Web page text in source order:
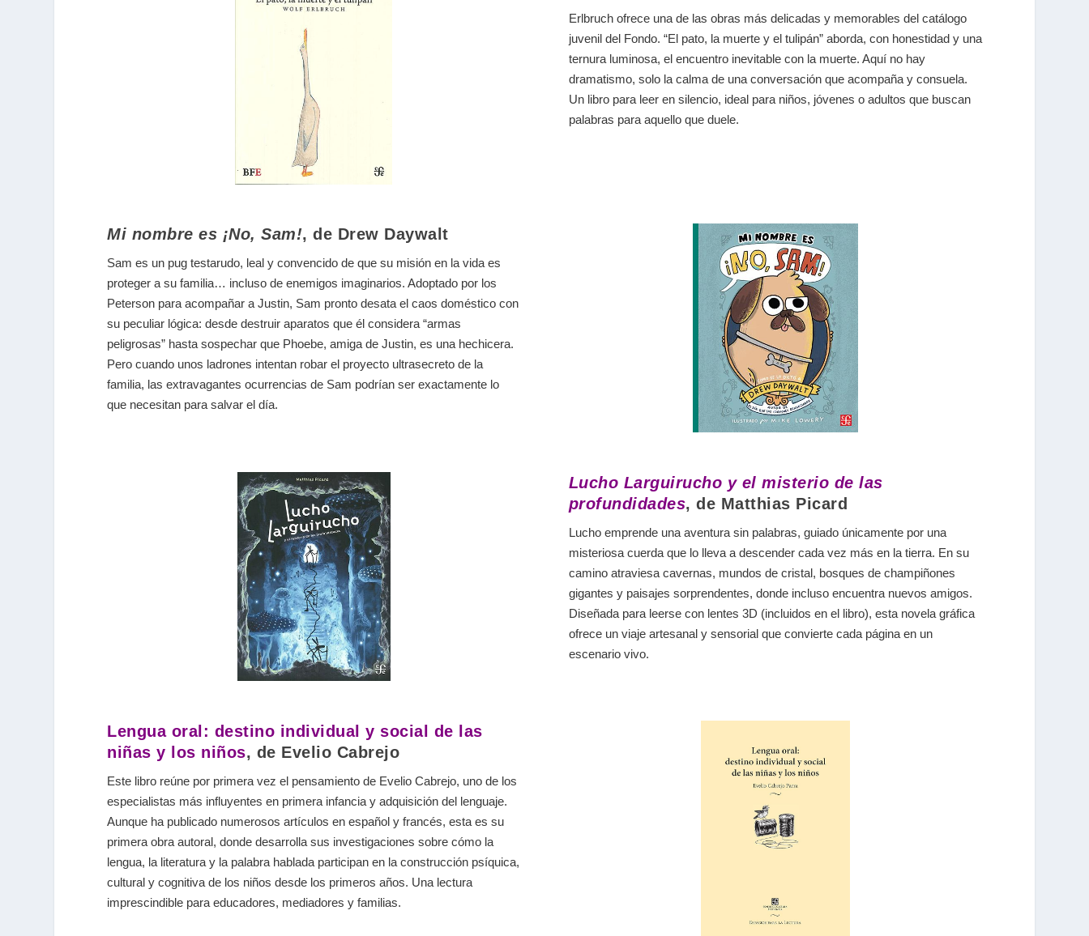
Erlbruch ofrece una de las obras más delicadas y memorables del catálogo
juvenil del Fondo. “El pato, la muerte y el tulipán” aborda, con honestidad y una
ternura luminosa, el encuentro inevitable con la muerte. Aquí no hay
dramatismo, solo la calma de una conversación que acompaña y consuela.
Un libro para leer en silencio, ideal para niños, jóvenes o adultos que buscan
palabras para aquello que duele.
Mi nombre es ¡No, Sam!, de Drew Daywalt
Sam es un pug testarudo, leal y convencido de que su misión en la vida es
proteger a su familia… incluso de enemigos imaginarios. Adoptado por los
Peterson para acompañar a Justin, Sam pronto desata el caos doméstico con
su peculiar lógica: desde destruir aparatos que él considera “armas
peligrosas” hasta sospechar que Phoebe, amiga de Justin, es una hechicera.
Pero cuando unos ladrones intentan robar el proyecto ultrasecreto de la
familia, las extravagantes ocurrencias de Sam podrían ser exactamente lo
que necesitan para salvar el día.
Lucho Larguirucho y el misterio de las
profundidades, de Matthias Picard
Lucho emprende una aventura sin palabras, guiado únicamente por una
misteriosa cuerda que lo lleva a descender cada vez más en la tierra. En su
camino atraviesa cavernas, mundos de cristal, bosques de champiñones
gigantes y paisajes sorprendentes, donde incluso encuentra nuevos amigos.
Diseñada para leerse con lentes 3D (incluidos en el libro), esta novela gráfica
ofrece un viaje artesanal y sensorial que convierte cada página en un
escenario vivo.
Lengua oral: destino individual y social de las
niñas y los niños, de Evelio Cabrejo
Este libro reúne por primera vez el pensamiento de Evelio Cabrejo, uno de los
especialistas más influyentes en primera infancia y adquisición del lenguaje.
Aunque ha publicado numerosos artículos en español y francés, esta es su
primera obra autoral, donde desarrolla sus investigaciones sobre cómo la
lengua, la literatura y la palabra hablada participan en la construcción psíquica,
cultural y cognitiva de los niños desde los primeros años. Una lectura
imprescindible para educadores, mediadores y familias.